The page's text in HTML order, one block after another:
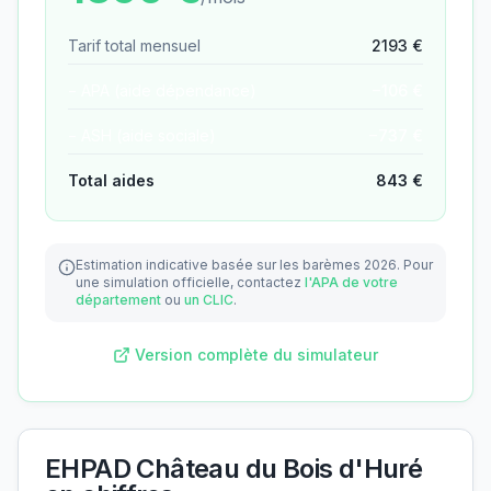
Tarif total mensuel 2193 €
Total aides 843 €
Estimation indicative basée sur les barèmes 2026. Pour
une simulation officielle, contactez l'APA de votre
département ou un CLIC.
Version complète du simulateur
EHPAD Château du Bois d'Huré